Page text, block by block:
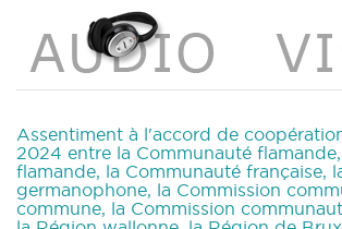
(PDF)
|
Assentiment à l'accord de
2024 entre la Communauté
flamande, la Communauté française,
germanophone, la Commission
commune, la Commission